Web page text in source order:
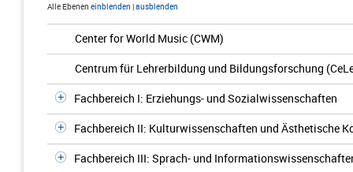
Alle Ebenen einblenden |ausblenden
Center for World Music (CWM)
Centrum für Lehrerbildung und Bildungsforschung
Fachbereich I: Erziehungs- und Sozialwissenschaften
Fachbereich II: Kulturwissenschaften und Ästhetische
Fachbereich III: Sprach- und